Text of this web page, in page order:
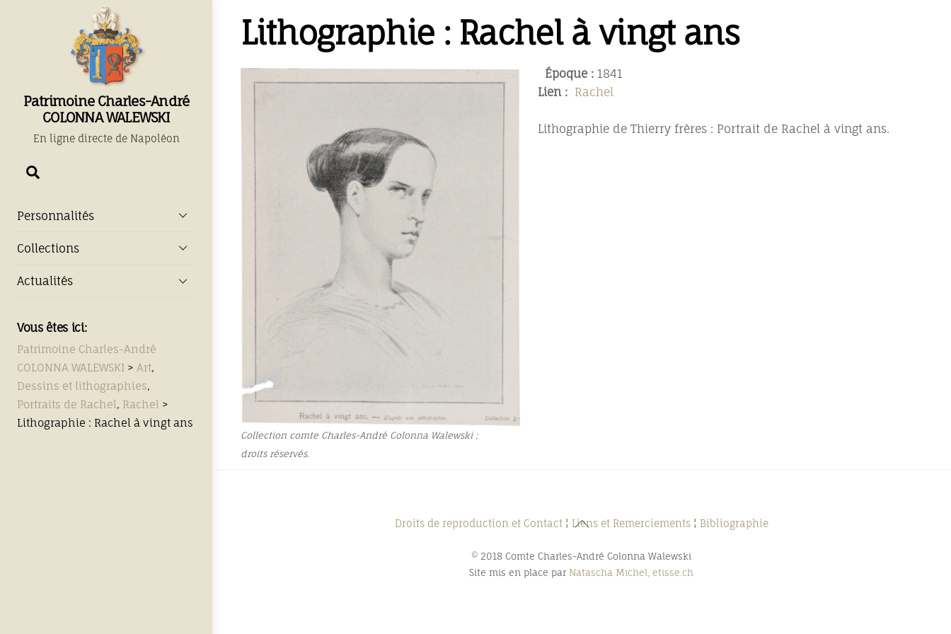
Patrimoine Charles-André
COLONNA WALEWSKI
En ligne directe de Napoléon
Personnalités
Collections
Actualités
Vous êtes ici:
Patrimoine Charles-André
COLONNA WALEWSKI > Art,
Dessins et lithographies,
Portraits de Rachel, Rachel >
Lithographie : Rachel à vingt ans
Lithographie : Rachel à vingt ans
Collection comte Charles-André Colonna Walewski ;
droits réservés.
Époque : 1841
Lien : Rachel
Lithographie de Thierry frères : Portrait de Rachel à vingt ans.
Back
Top
Droits de reproduction et Contact¦ Liens et Remerciements¦ Bibliographie
© 2018 Comte Charles-André Colonna Walewski
Site mis en place par Natascha Michel, etisse.ch